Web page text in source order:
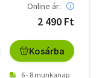
Online ár:
2 490 Ft
Kosárba
6 - 8 munkanap